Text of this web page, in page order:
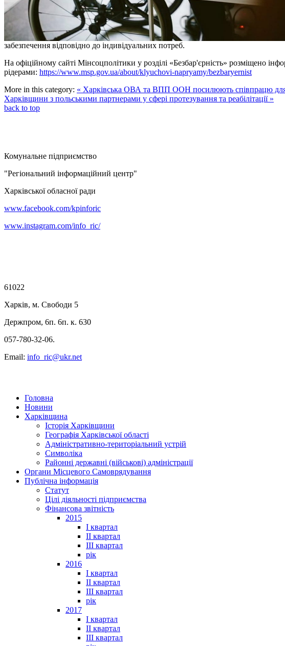
забезпечення відповідно до індивідуальних потреб.
На офіційному сайті Мінсоцполітики у розділі «Безбар'єрність» розміщено
рідерами: https://www.msp.gov.ua/about/klyuchovi-napryamy/bezbaryernist
More in this category: « Харківська ОВА та ВПП ООН посилюють співпрацю
Харківщини з польськими партнерами у сфері протезування та реабілітації »
back to top
Комунальне підприємство
"Регіональний інформаційний центр"
Харківської обласної ради
www.facebook.com/kpinforic
www.instagram.com/info_ric/
61022
Харків, м. Свободи 5
Держпром, 6п. 6п. к. 630
057-780-32-06.
Email: info_ric@ukr.net
Головна
Новини
Харківщина
Історія Харківщини
Географія Харківської області
Адміністративно-територіальний устрій
Символіка
Районні державні (військові) адміністрації
Органи Місцевого Самоврядування
Публічна інформація
Статут
Цілі діяльності підприємства
Фінансова звітність
2015
I квартал
II квартал
III квартал
рік
2016
I квартал
II квартал
III квартал
рік
2017
I квартал
II квартал
III квартал